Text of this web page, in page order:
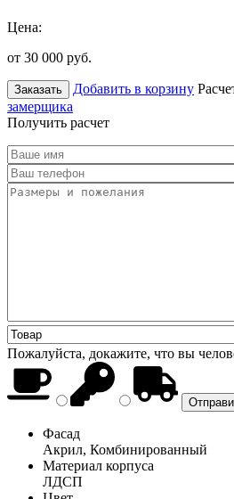
Цена:
от 30 000 руб.
Заказать Добавить в корзину
замерщика
Получить расчет
Пожалуйста, докажите, что вы
Фасад
Акрил, Комбинированный
Материал корпуса
ЛДСП